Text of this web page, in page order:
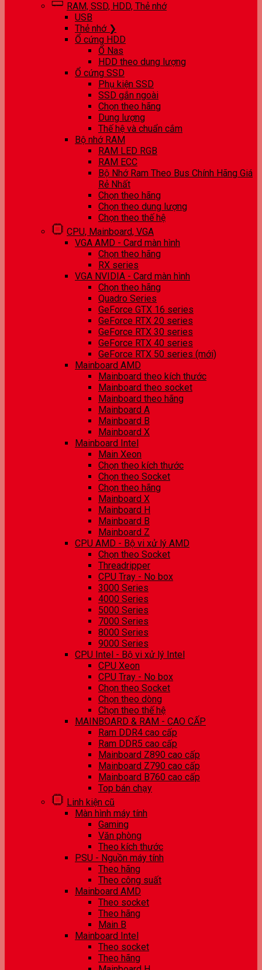
RAM, SSD, HDD, Thẻ nhớ
USB
Thẻ nhớ ❯
Ổ cứng HDD
Ổ Nas
HDD theo dung lượng
Ổ cứng SSD
Phụ kiện SSD
SSD gắn ngoài
Chọn theo hãng
Dung lượng
Thế hệ và chuẩn cắm
Bộ nhớ RAM
RAM LED RGB
RAM ECC
Bộ Nhớ Ram Theo Bus Chính Hãng Giá
Rẻ Nhất
Chọn theo hãng
Chọn theo dung lượng
Chọn theo thế hệ
CPU, Mainboard, VGA
VGA AMD - Card màn hình
Chọn theo hãng
RX series
VGA NVIDIA - Card màn hình
Chọn theo hãng
Quadro Series
GeForce GTX 16 series
GeForce RTX 20 series
GeForce RTX 30 series
GeForce RTX 40 series
GeForce RTX 50 series (mới)
Mainboard AMD
Mainboard theo kích thước
Mainboard theo socket
Mainboard theo hãng
Mainboard A
Mainboard B
Mainboard X
Mainboard Intel
Main Xeon
Chọn theo kích thước
Chọn theo Socket
Chọn theo hãng
Mainboard X
Mainboard H
Mainboard B
Mainboard Z
CPU AMD - Bộ vi xử lý AMD
Chọn theo Socket
Threadripper
CPU Tray - No box
3000 Series
4000 Series
5000 Series
7000 Series
8000 Series
9000 Series
CPU Intel - Bộ vi xử lý Intel
CPU Xeon
CPU Tray - No box
Chọn theo Socket
Chọn theo dòng
Chọn theo thế hệ
MAINBOARD & RAM - CAO CẤP
Ram DDR4 cao cấp
Ram DDR5 cao cấp
Mainboard Z890 cao cấp
Mainboard Z790 cao cấp
Mainboard B760 cao cấp
Top bán chạy
Linh kiện cũ
Màn hình máy tính
Gaming
Văn phòng
Theo kích thước
PSU - Nguồn máy tính
Theo hãng
Theo công suất
Mainboard AMD
Theo socket
Theo hãng
Main B
Mainboard Intel
Theo socket
Theo hãng